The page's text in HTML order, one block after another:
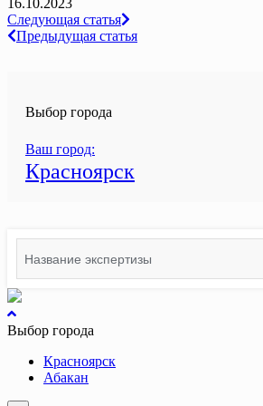
16.10.2023
Навигация
по
Следующая статья
Предыдущая статья
Выбор города
Ваш город:
Красноярск
for:
вернуться
к
Выбор города
Красноярск
Абакан